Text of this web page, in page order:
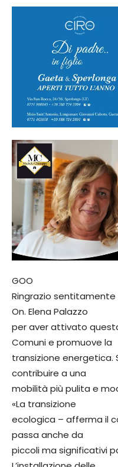
GOO
Ringrazio sentitamente
On. Elena Palazzo
per aver attivato
Comuni e promuove la
transizione energetica.
contribuire a una
mobilità più pulita e
«La transizione
ecologica – afferma il
passa anche da
piccoli ma significativi